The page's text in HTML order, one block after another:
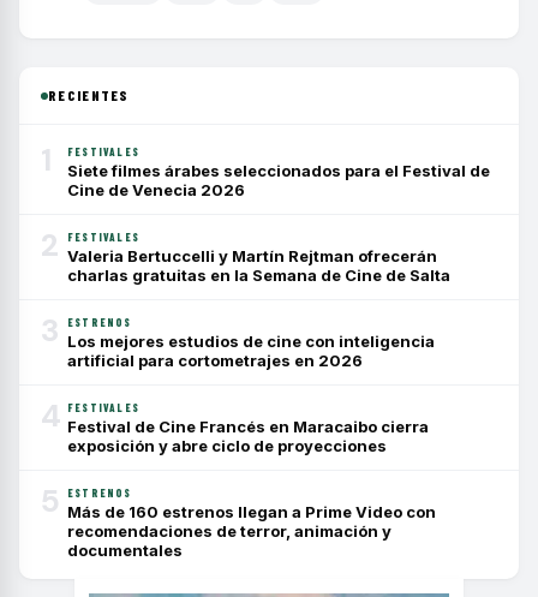
RECIENTES
1 FESTIVALES
Siete filmes árabes seleccionados para el Festival de
Cine de Venecia 2026
2 FESTIVALES
Valeria Bertuccelli y Martín Rejtman ofrecerán
charlas gratuitas en la Semana de Cine de Salta
3 ESTRENOS
Los mejores estudios de cine con inteligencia
artificial para cortometrajes en 2026
4 FESTIVALES
Festival de Cine Francés en Maracaibo cierra
exposición y abre ciclo de proyecciones
5 ESTRENOS
Más de 160 estrenos llegan a Prime Video con
recomendaciones de terror, animación y
documentales